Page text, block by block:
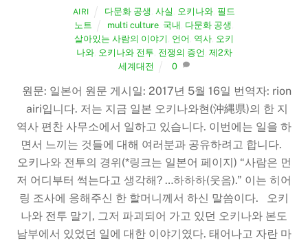
AIRI 다문화 공생 ,사실 오키나와 필드
노트
multi culture 국내 다문화 공생
살아있는 사람의 이야기 언어 역사 오키
나와, 오키나와 전투 전쟁의 증언 제2차
세계대전
0
원문: 일본어 원문 게시일: 2017년 5월 16일 번역자: rion
airi입니다. 저는 지금 일본 오키나와현(沖縄県)의 한 지
역사 편찬 사무소에서 일하고 있습니다. 이번에는 일을 하
면서 느끼는 것들에 대해 여러분과 공유하려고 합니다.
오키나와 전투의 경위(*링크는 일본어 페이지) “사람은 먼
저 어디부터 썩는다고 생각해? …하하하(웃음).” 이는 히어
링 조사에 응해주신 한 할머니께서 하신 말씀이다. 오키
나와 전투 말기, 그저 파괴되어 가고 있던 오키나와 본도
남부에서 있었던 일에 대한 이야기였다. 태어나고 자란 마